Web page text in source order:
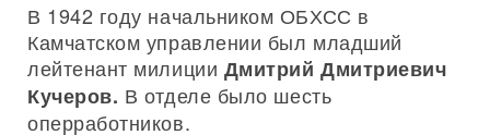
В 1942 году начальником ОБХСС в
Камчатском управлении был младший
лейтенант милиции Дмитрий Дмитриевич
Кучеров. В отделе было шесть
оперработников.